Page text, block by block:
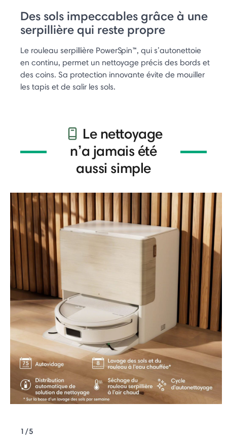
Des sols impeccables grâce à une
serpillière qui reste propre
Le rouleau serpillière PowerSpin™, qui s’autonettoie
en continu, permet un nettoyage précis des bords et
des coins. Sa protection innovante évite de mouiller
les tapis et de salir les sols.
Le nettoyage
n’a jamais été
aussi simple
1/5